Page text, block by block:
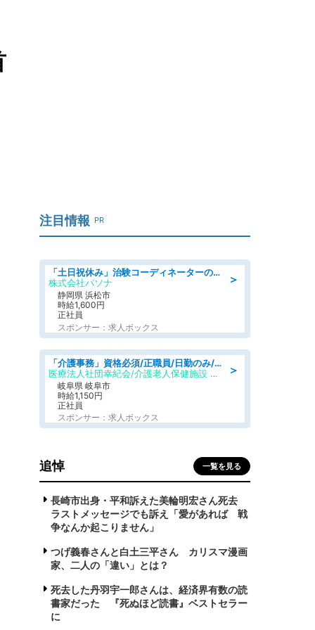
注目情報 PR
＞
「土日祝休み」治験コーディネーターのお仕事/未経験OK
株式会社パソナ
静岡県 浜松市
時給1,600円
正社員
スポンサー：求人ボックス
＞
「介護事務」資格必須/正職員/日勤のみ/介護老人保健施設
医療法人社団幸紀会/介護老人保健施設 グリーンビラ安江
岐阜県 岐阜市
時給1,150円
正社員
スポンサー：求人ボックス
追悼 一覧を見る
長崎市出身・平和訴えた美輪明宏さん死去
ラストメッセージでも訴え「愛があれば 戦
争なんか起こりません」
つげ義春さんと白土三平さん カリスマ漫画
家、二人の「違い」とは？
死去した丹羽宇一郎さんは、経済界有数の読
書家だった 『死ぬほど読書』ベストセラー
に